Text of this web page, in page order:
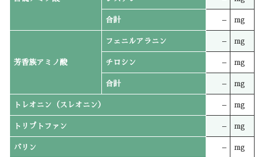
合計 – mg
芳香族アミノ酸
フェニルアラニン – mg
チロシン – mg
合計 – mg
トレオニン（スレオニン） – mg
トリプトファン – mg
バリン – mg